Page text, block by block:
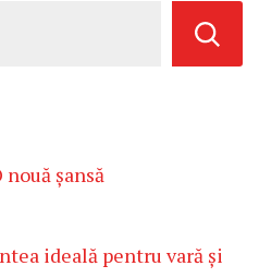
șansă
ideală pentru vară și